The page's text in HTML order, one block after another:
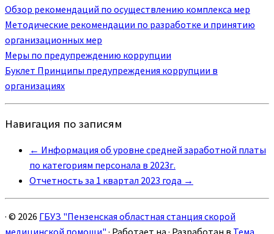
Обзор рекомендаций по осуществлению комплекса мер
Методические рекомендации по разработке и принятию
организационных мер
Меры по предупреждению коррупции
Буклет Принципы предупреждения коррупции в
организациях
Навигация по записям
← Информация об уровне средней заработной платы
по категориям персонала в 2023г.
Отчетность за 1 квартал 2023 года →
· © 2026 ГБУЗ "Пензенская областная станция скорой